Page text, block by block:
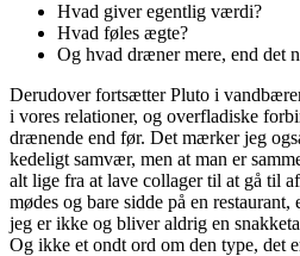
Hvad giver egentlig værdi?
Hvad føles ægte?
Og hvad dræner mere, end det
Derudover fortsætter Pluto i
i vores relationer, og overfladiske
drænende end før. Det mærker jeg
kedeligt samvær, men at man er
alt lige fra at lave collager til at gå til
mødes og bare sidde på en
jeg er ikke og bliver aldrig en
Og ikke et ondt ord om den type, det